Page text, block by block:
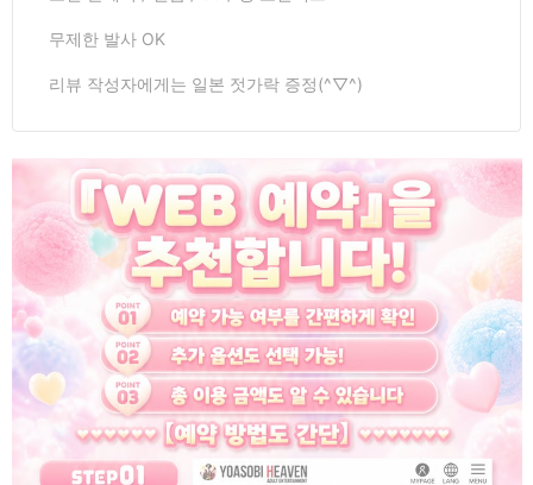
무제한 발사 OK
리뷰 작성자에게는 일본 젓가락 증정(^▽^)